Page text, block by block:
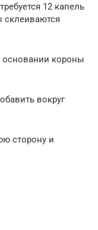
12 капель
склеиваются
основании короны
вокруг
сторону и